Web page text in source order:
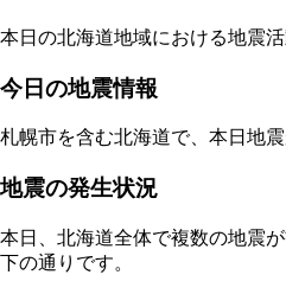
本日の北海道地域における地震
今日の地震情報
札幌市を含む北海道で、本日地震
地震の発生状況
本日、北海道全体で複数の地震
下の通りです。